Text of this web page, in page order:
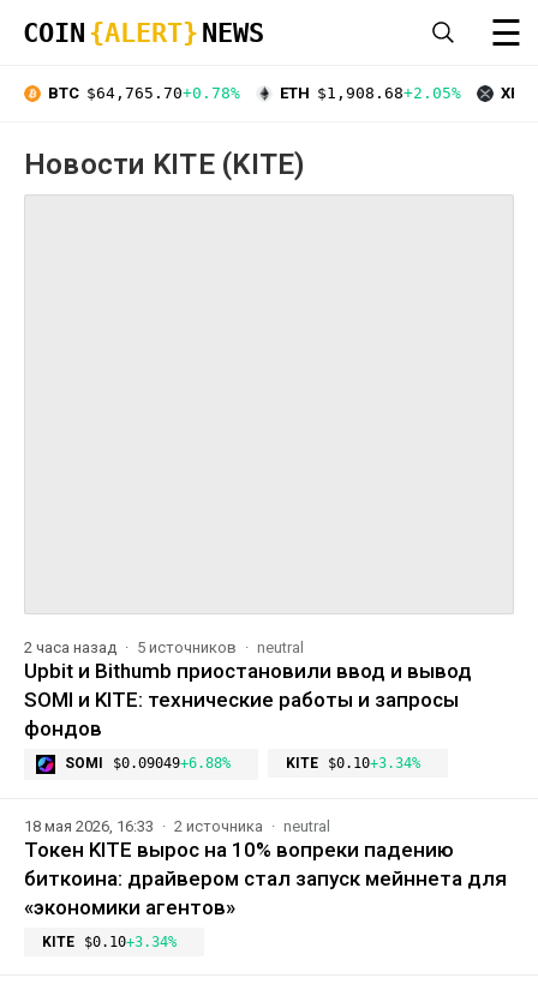
COIN {ALERT} NEWS ☰
BTC $64,765.70+0.78% ETH $1,908.68+2.05% XRP
Новости KITE (KITE)
2 часа назад 5 источников neutral
Upbit и Bithumb приостановили ввод и вывод
SOMI и KITE: технические работы и запросы
фондов
SOMI $0.09049+6.88% KITE $0.10+3.34%
18 мая 2026, 16:33 2 источника neutral
Токен KITE вырос на 10% вопреки падению
биткоина: драйвером стал запуск мейннета для
«экономики агентов»
KITE $0.10+3.34%